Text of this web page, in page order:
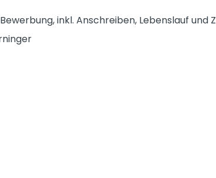
inkl. Anschreiben, Lebenslauf und